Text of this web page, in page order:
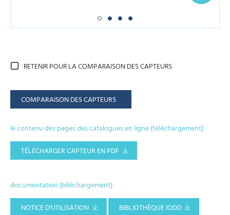
RETENIR POUR LA COMPARAISON DES CAPTEURS
COMPARAISON DES CAPTEURS
le contenu des pages des catalogues en ligne (téléchargement)
TÉLÉCHARGER CAPTEUR EN PDF
documentation (téléchargement)
NOTICE D'UTILISATION
BIBLIOTHÈQUE IODD